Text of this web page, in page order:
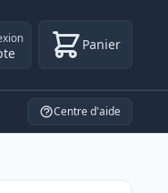
Panier
Centre d'aide